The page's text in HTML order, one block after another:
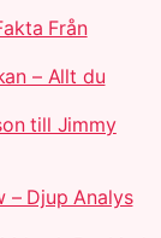
Från
– Allt du
till Jimmy
– Djup Analys